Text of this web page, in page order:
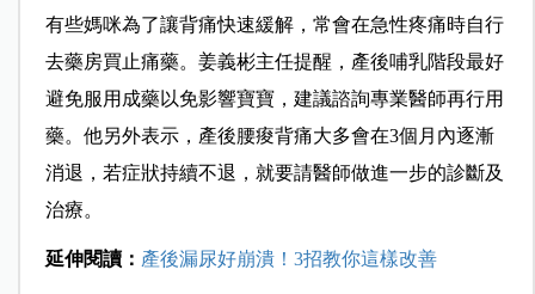
有些媽咪為了讓背痛快速緩解，常會在急性疼痛時自行
去藥房買止痛藥。姜義彬主任提醒，產後哺乳階段最好
避免服用成藥以免影響寶寶，建議諮詢專業醫師再行用
藥。他另外表示，產後腰痠背痛大多會在3個月內逐漸
消退，若症狀持續不退，就要請醫師做進一步的診斷及
治療。
延伸閱讀： 產後漏尿好崩潰！3招教你這樣改善